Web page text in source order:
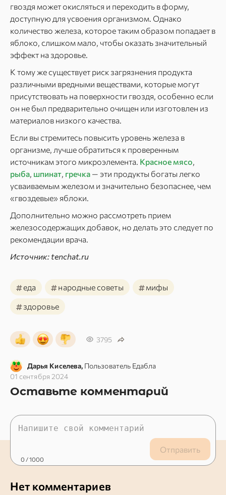
гвоздя может окисляться и переходить в форму,
доступную для усвоения организмом. Однако
количество железа, которое таким образом попадает в
яблоко, слишком мало, чтобы оказать значительный
эффект на здоровье.
К тому же существует риск загрязнения продукта
различными вредными веществами, которые могут
присутствовать на поверхности гвоздя, особенно если
он не был предварительно очищен или изготовлен из
материалов низкого качества.
Если вы стремитесь повысить уровень железа в
организме, лучше обратиться к проверенным
источникам этого микроэлемента. Красное мясо,
рыба, шпинат, гречка — эти продукты богаты легко
усваиваемым железом и значительно безопаснее, чем
«гвоздевые» яблоки.
Дополнительно можно рассмотреть прием
железосодержащих добавок, но делать это следует по
рекомендации врача.
Источник: tenchat.ru
#еда #народные советы #мифы
#здоровье
3795
Дарья Киселева, Пользователь Едабла
01 сентября 2024
Оставьте комментарий
Отправить
0 / 1000
Нет комментариев